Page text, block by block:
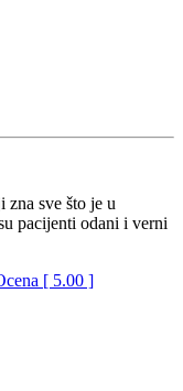
sve što je u
pacijenti odani i verni
[ 5.00 ]